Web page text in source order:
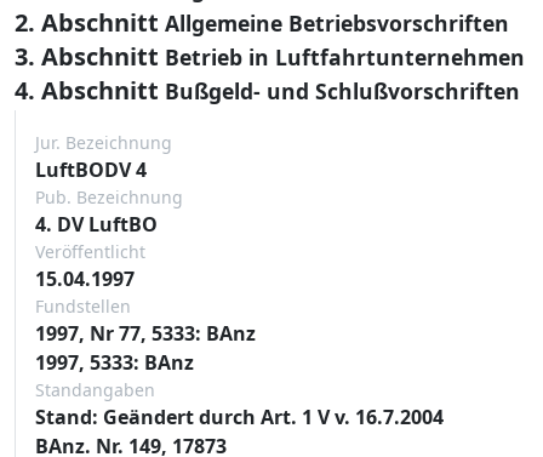
2. Abschnitt Allgemeine Betriebsvorschriften
3. Abschnitt Betrieb in Luftfahrtunternehmen
4. Abschnitt Bußgeld- und Schlußvorschriften
Jur. Bezeichnung
LuftBODV 4
Pub. Bezeichnung
4. DV LuftBO
Veröffentlicht
15.04.1997
Fundstellen
1997, Nr 77, 5333: BAnz
1997, 5333: BAnz
Standangaben
Stand: Geändert durch Art. 1 V v. 16.7.2004
BAnz. Nr. 149, 17873